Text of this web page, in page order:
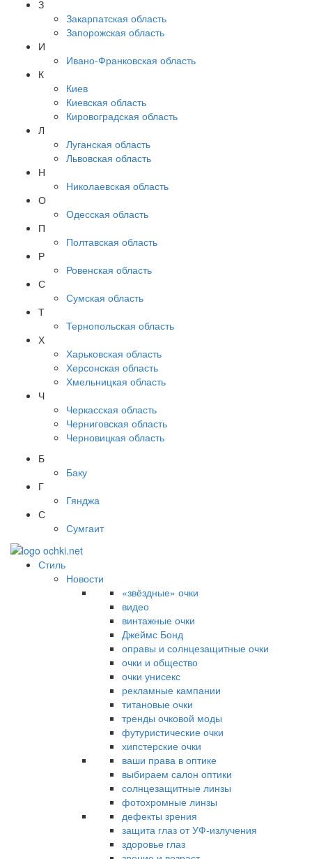
З
Закарпатская область
Запорожская область
И
Ивано-Франковская область
К
Киев
Киевская область
Кировоградская область
Л
Луганская область
Львовская область
Н
Николаевская область
О
Одесская область
П
Полтавская область
Р
Ровенская область
С
Сумская область
Т
Тернопольская область
Х
Харьковская область
Херсонская область
Хмельницкая область
Ч
Черкасская область
Черниговская область
Черновицкая область
Б
Баку
Г
Гянджа
С
Сумгаит
Стиль
Новости
«звёздные» очки
видео
винтажные очки
Джеймс Бонд
оправы и солнцезащитные очки
очки и общество
очки унисекс
рекламные кампании
титановые очки
тренды очковой моды
футуристические очки
хипстерские очки
ваши права в оптике
выбираем салон оптики
солнцезащитные линзы
фотохромные линзы
дефекты зрения
защита глаз от УФ-излучения
здоровье глаз